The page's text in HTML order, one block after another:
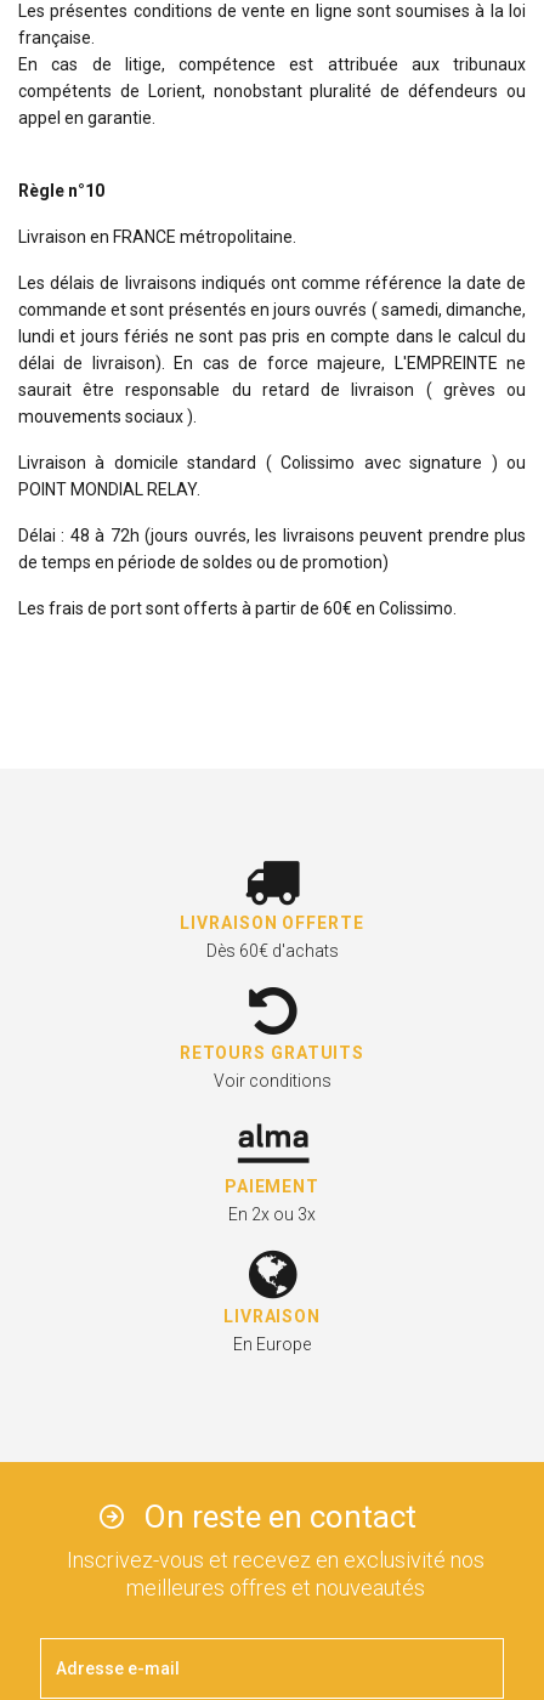
Les présentes conditions de vente en ligne sont soumises à la loi
française.
En cas de litige, compétence est attribuée aux tribunaux
compétents de Lorient, nonobstant pluralité de défendeurs ou
appel en garantie.
Règle n°10
Livraison en FRANCE métropolitaine.
Les délais de livraisons indiqués ont comme référence la date de
commande et sont présentés en jours ouvrés ( samedi, dimanche,
lundi et jours fériés ne sont pas pris en compte dans le calcul du
délai de livraison). En cas de force majeure, L'EMPREINTE ne
saurait être responsable du retard de livraison ( grèves ou
mouvements sociaux ).
Livraison à domicile standard ( Colissimo avec signature ) ou
POINT MONDIAL RELAY.
Délai : 48 à 72h (jours ouvrés, les livraisons peuvent prendre plus
de temps en période de soldes ou de promotion)
Les frais de port sont offerts à partir de 60€ en Colissimo.
LIVRAISON OFFERTE
Dès 60€ d'achats
RETOURS GRATUITS
Voir conditions
PAIEMENT
En 2x ou 3x
LIVRAISON
En Europe
On reste en contact
Inscrivez-vous et recevez en exclusivité nos
meilleures offres et nouveautés